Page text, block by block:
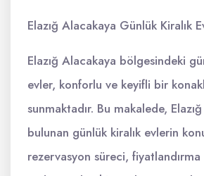
Elazığ Alacakaya Günlük Kiralık
Elazığ Alacakaya bölgesindeki
evler, konforlu ve keyifli bir
sunmaktadır. Bu makalede,
bulunan günlük kiralık evlerin
rezervasyon süreci,